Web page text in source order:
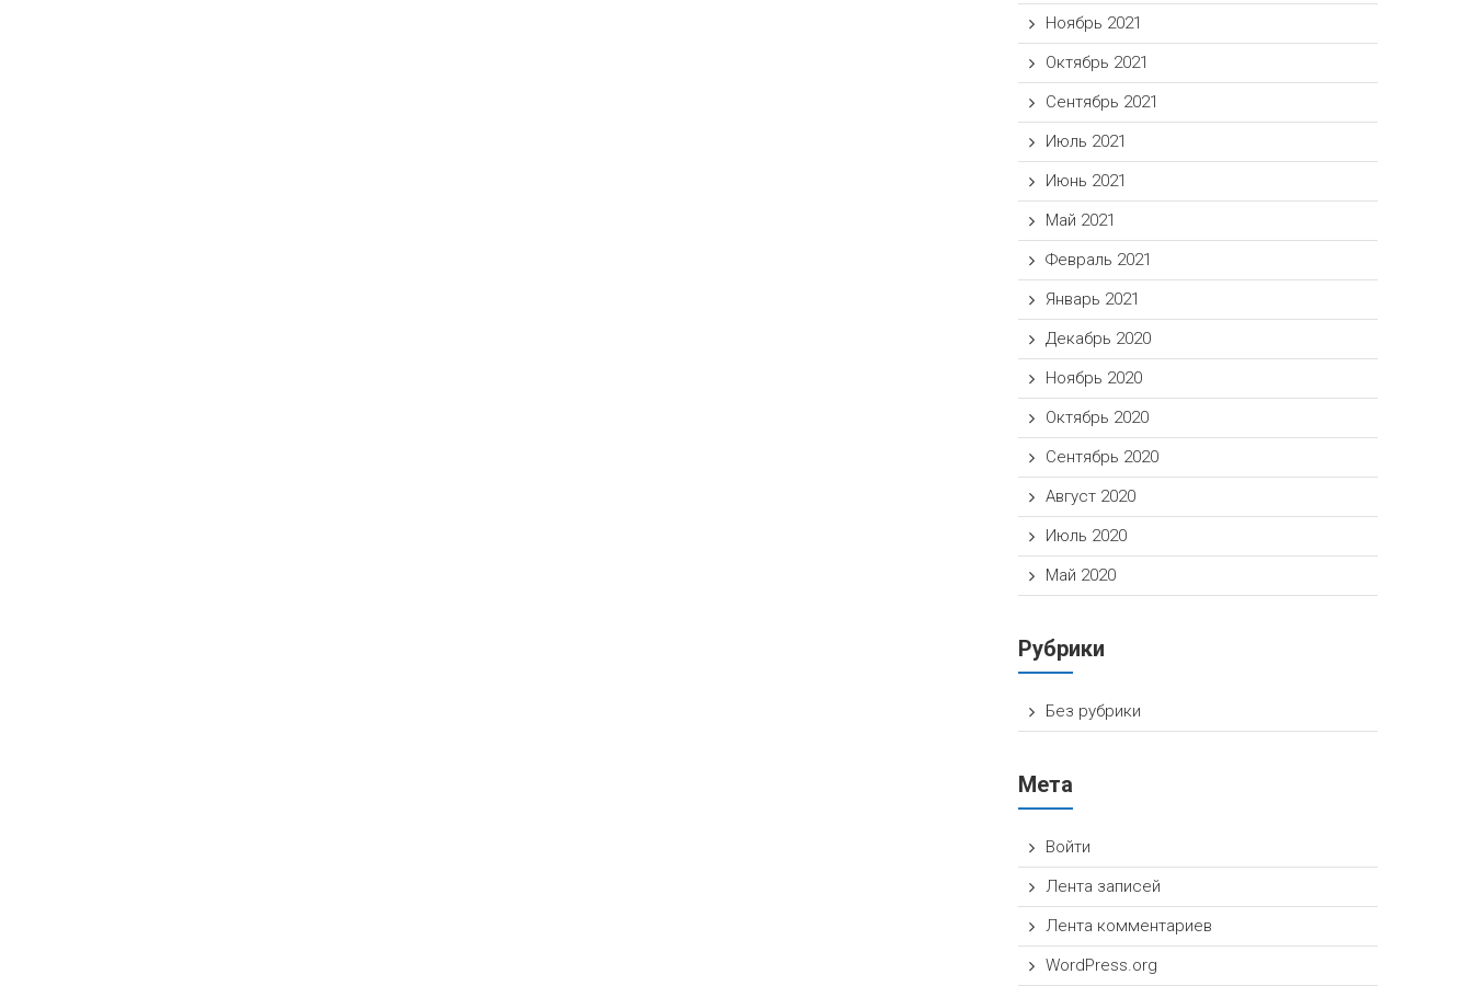
Ноябрь 2021
Октябрь 2021
Сентябрь 2021
Июль 2021
Июнь 2021
Май 2021
Февраль 2021
Январь 2021
Декабрь 2020
Ноябрь 2020
Октябрь 2020
Сентябрь 2020
Август 2020
Июль 2020
Май 2020
Рубрики
Без рубрики
Мета
Войти
Лента записей
Лента комментариев
WordPress.org